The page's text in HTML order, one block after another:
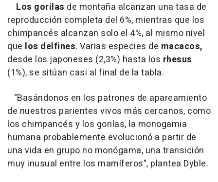
Los gorilas de montaña alcanzan una tasa de
reproducción completa del 6%, mientras que los
chimpancés alcanzan solo el 4%, al mismo nivel
que los delfines. Varias especies de macacos,
desde los japoneses (2,3%) hasta los rhesus
(1%), se sitúan casi al final de la tabla.
"Basándonos en los patrones de apareamiento
de nuestros parientes vivos más cercanos, como
los chimpancés y los gorilas, la monogamia
humana probablemente evolucionó a partir de
una vida en grupo no monógama, una transición
muy inusual entre los mamíferos", plantea Dyble.